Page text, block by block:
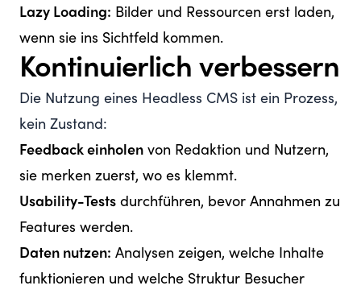
Lazy Loading: Bilder und Ressourcen erst laden,
wenn sie ins Sichtfeld kommen.
Kontinuierlich verbessern
Die Nutzung eines Headless CMS ist ein Prozess,
kein Zustand:
Feedback einholen von Redaktion und Nutzern,
sie merken zuerst, wo es klemmt.
Usability-Tests durchführen, bevor Annahmen zu
Features werden.
Daten nutzen: Analysen zeigen, welche Inhalte
funktionieren und welche Struktur Besucher